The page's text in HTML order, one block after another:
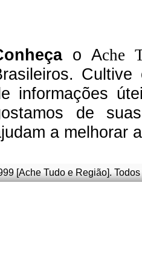
onheçao Ache
informações
ostamos de
a melhorar
[Ache Tudo e Região].